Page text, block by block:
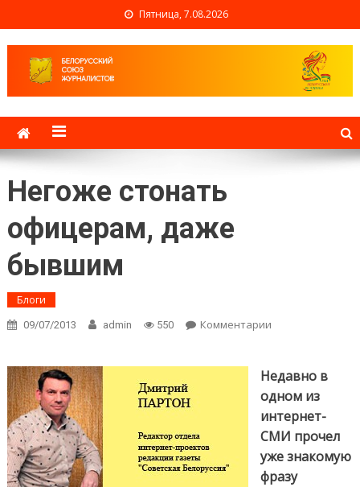
Пятница, 7.08.2026
Белорусский союз
журналистов
Негоже стонать
офицерам, даже
бывшим
Блоги
09/07/2013 admin 550 Комментарии
даже
Недавно в
одном из
интернет-
СМИ прочел
уже знакомую
фразу